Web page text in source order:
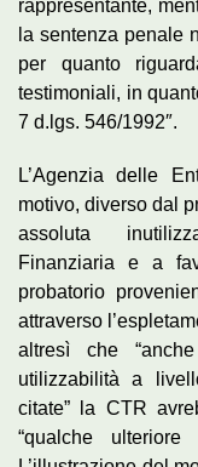
rappresentante,
la sentenza penale
per quanto
testimoniali, in
7 d.lgs. 546/1992″.
L’Agenzia delle
motivo, diverso dal
assoluta
Finanziaria e a
probatorio
attraverso
altresì che
utilizzabilità a
citate” la CTR
“qualche ulteriore